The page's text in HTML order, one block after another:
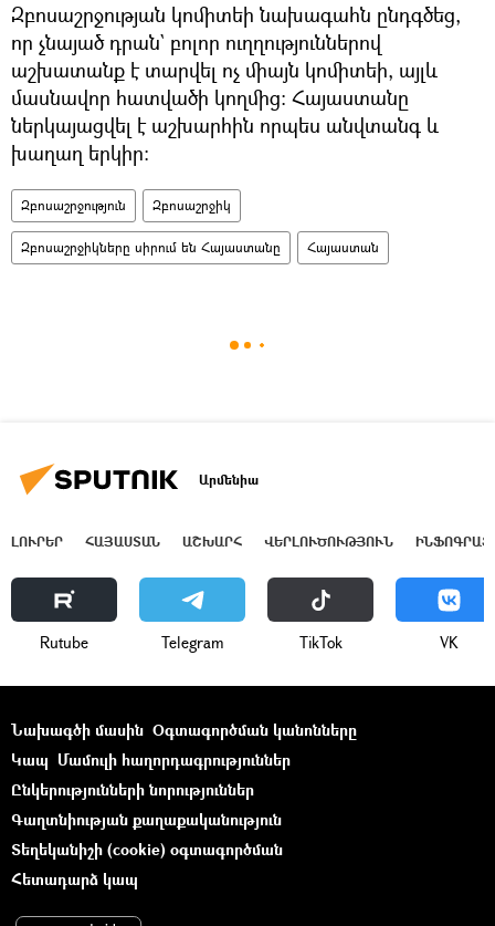
Զբոսաշրջության կոմիտեի նախագահն ընդգծեց,
որ չնայած դրան` բոլոր ուղղություններով
աշխատանք է տարվել ոչ միայն կոմիտեի, այլև
մասնավոր հատվածի կողմից։ Հայաստանը
ներկայացվել է աշխարհին որպես անվտանգ և
խաղաղ երկիր։
Զբոսաշրջություն Զբոսաշրջիկ
Զբոսաշրջիկները սիրում են Հայաստանը Հայաստան
Արմենիա
ԼՈՒՐԵՐ ՀԱՅԱՍՏԱՆ ԱՇԽԱՐՀ ՎԵՐԼՈՒԾՈՒԹՅՈՒՆ
Rutube Telegram ТikТоk VK
Նախագծի մասին Օգտագործման կանոնները
Կապ Մամուլի հաղորդագրություններ
Ընկերությունների նորություններ
Գաղտնիության քաղաքականություն
Տեղեկանիշի (cookie) օգտագործման
Հետադարձ կապ